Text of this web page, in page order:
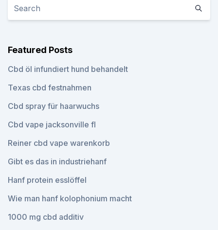
Featured Posts
Cbd öl infundiert hund behandelt
Texas cbd festnahmen
Cbd spray für haarwuchs
Cbd vape jacksonville fl
Reiner cbd vape warenkorb
Gibt es das in industriehanf
Hanf protein esslöffel
Wie man hanf kolophonium macht
1000 mg cbd additiv